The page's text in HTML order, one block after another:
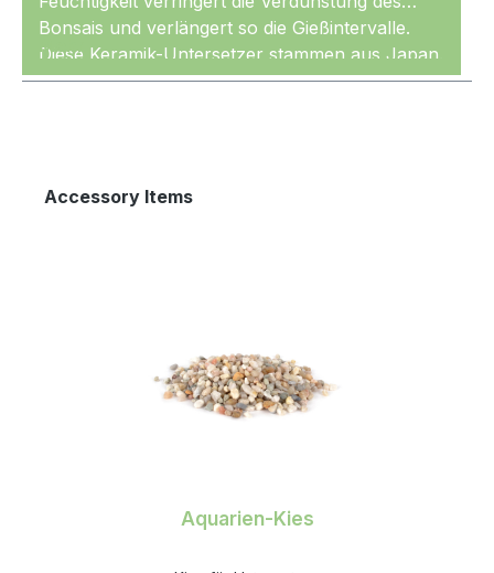
Bonsais und verlängert so die Gießintervalle.
Diese Keramik-Untersetzer stammen aus Japan.
Yokkaichi Bonsaischalen und Untersetzer
Untersetzer von hoher Qualität, die gleichmäßig
geformt und sehr sauber glasiert sind.
Mehr
Produktgalerie überspringen
Accessory Items
Aquarien-Kies